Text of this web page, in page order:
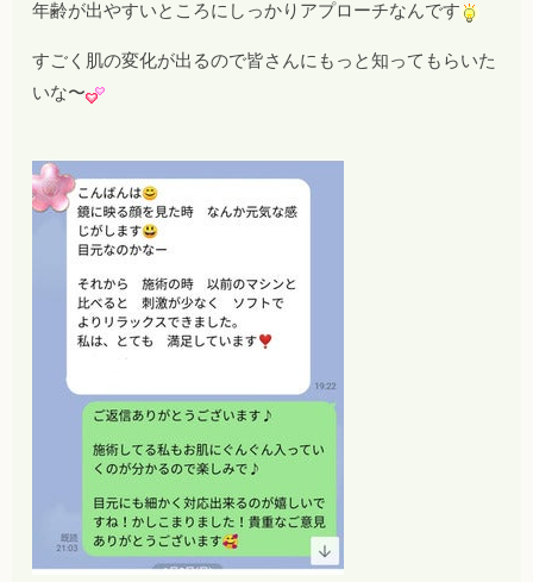
年齢が出やすいところにしっかりアプローチなんです
すごく肌の変化が出るので皆さんにもっと知ってもらいた
いな〜